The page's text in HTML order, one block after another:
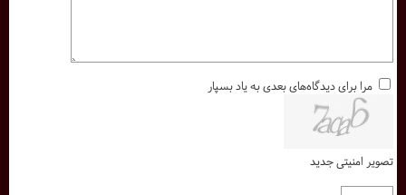
مرا برای دیدگاه‌های بعدی به یاد بسپار
تصویر امنیتی جدید